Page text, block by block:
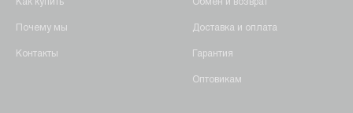
Как купить
Почему мы
Контакты
Обмен и возврат
Доставка и оплата
Гарантия
Оптовикам